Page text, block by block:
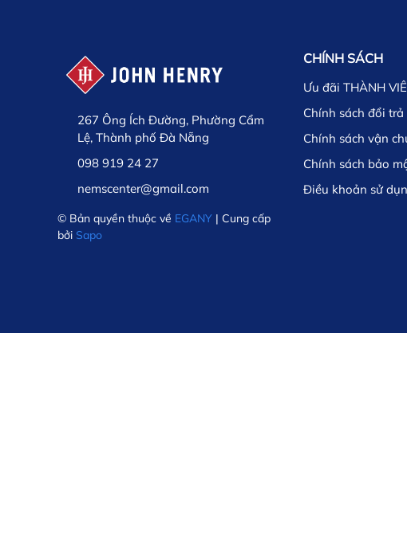
267 Ông Ích Đường, Phường Cẩm
Lệ, Thành phố Đà Nẵng
098 919 24 27
nemscenter@gmail.com
© Bản quyền thuộc về EGANY | Cung cấp
bởi Sapo
CHÍNH SÁCH
Ưu đãi THÀNH
Chính sách đổi trả
Chính sách vận
Chính sách bảo
Điều khoản sử